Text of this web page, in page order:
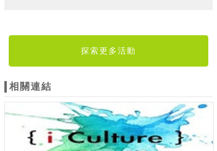
探索更多活動
相關連結